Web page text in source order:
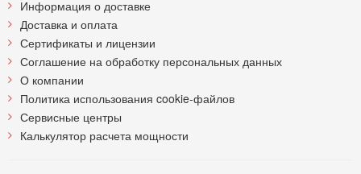
Информация о доставке
Доставка и оплата
Сертификаты и лицензии
Соглашение на обработку персональных данных
О компании
Политика использования cookie-файлов
Сервисные центры
Калькулятор расчета мощности